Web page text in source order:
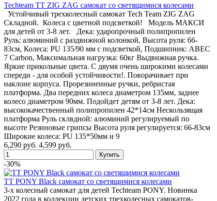
Techteam TT ZIG ZAG самокат со светящимися колесами
Устойчивый трехколесный самокат Tech Team ZIG ZAG
Складной. Колеса с цветной подсветкой! Модель МАКСИ
для детей от 3-8 лет. Дека: ударопрочный полипропилен
Руль: алюминий с раздвижной колонкой, Высота руля: 66-
83cм, Колеса: PU 135/90 мм с подсветкой, Подшипник: ABEC
7 Carbon, Максимальная нагрузка: 60кг Выдвижная ручка.
Яркие прикольные цвета. С двумя очень широкими колесами
спереди - для особой устойчивости!. Поворачивает при
наклоне корпуса. Прорезиненные ручки, ребристая
платформа. Два передних колеса диаметром 135мм, заднее
колесо диаметром 90мм. Подойдет детям от 3-8 лет. Дека:
высококачественный полипропилен 42*14см Нескользящая
платформа Руль склвдной: алюминий регулируемый по
высоте Резиновые грипсы Высота руля регулируется: 66-83см
Широкие колеса: PU 135*50мм и 9
6,290 руб. 4,599 руб.
-30%
TT PONY Black самокат со светящимися колесами
3-х колесный самокат для детей Techteam PONY. Новинка
2022 года в коллекции детских трехколесных самокатов-